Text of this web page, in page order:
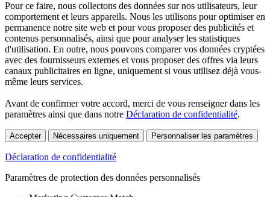
Pour ce faire, nous collectons des données sur nos utilisateurs, leur
comportement et leurs appareils. Nous les utilisons pour optimiser en
permanence notre site web et pour vous proposer des publicités et
contenus personnalisés, ainsi que pour analyser les statistiques
d'utilisation. En outre, nous pouvons comparer vos données cryptées
avec des fournisseurs externes et vous proposer des offres via leurs
canaux publicitaires en ligne, uniquement si vous utilisez déjà vous-
même leurs services.
Avant de confirmer votre accord, merci de vous renseigner dans les
paramètres ainsi que dans notre Déclaration de confidentialité.
Accepter Nécessaires uniquement Personnaliser les paramètres
Déclaration de confidentialité
Paramètres de protection des données personnalisés